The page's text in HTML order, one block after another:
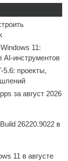
11:
AI-инструментов
проекты,
за август 2026
26220.9022 в
11 в августе